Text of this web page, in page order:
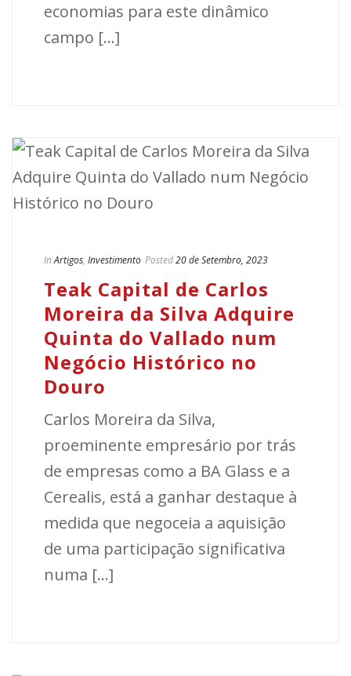
economias para este dinâmico
campo [...]
In Artigos, Investimento Posted20 de Setembro, 2023
Teak Capital de Carlos
Moreira da Silva Adquire
Quinta do Vallado num
Negócio Histórico no
Douro
Carlos Moreira da Silva,
proeminente empresário por trás
de empresas como a BA Glass e a
Cerealis, está a ganhar destaque à
medida que negoceia a aquisição
de uma participação significativa
numa [...]